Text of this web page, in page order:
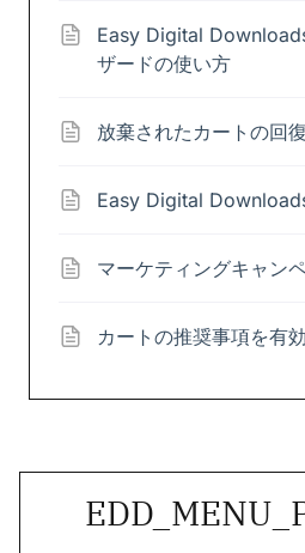
Easy Digital
ザードの使い方
放棄されたカートの回
Easy Digital
マーケティングキャン
カートの推奨事項を有